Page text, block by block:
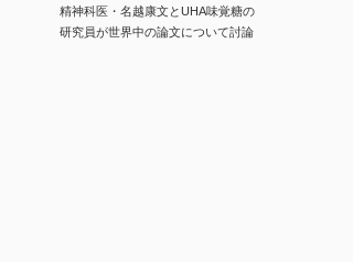
精神科医・名越康文とUHA味覚糖の
​研究員が世界中の論文について討論